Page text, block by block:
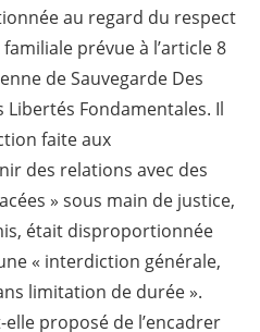
au regard du respect
prévue à l’article 8
de Sauvegarde Des
Libertés Fondamentales. Il
faite aux
des relations avec des
» sous main de justice,
était disproportionnée
« interdiction générale,
limitation de durée ».
proposé de l’encadrer